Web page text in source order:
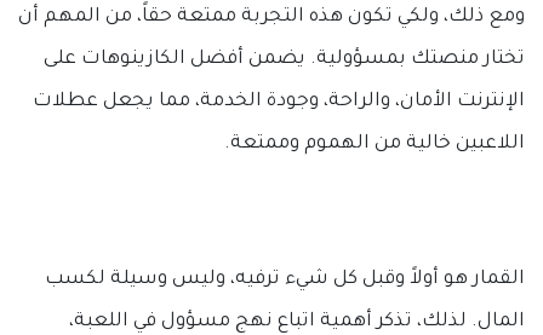
ومع ذلك، ولكي تكون هذه التجربة ممتعة حقاً، من المهم أن
تختار منصتك بمسؤولية. يضمن أفضل الكازينوهات على
الإنترنت الأمان، والراحة، وجودة الخدمة، مما يجعل عطلات
اللاعبين خالية من الهموم وممتعة.
القمار هو أولاً وقبل كل شيء ترفيه، وليس وسيلة لكسب
المال. لذلك، تذكر أهمية اتباع نهج مسؤول في اللعبة،